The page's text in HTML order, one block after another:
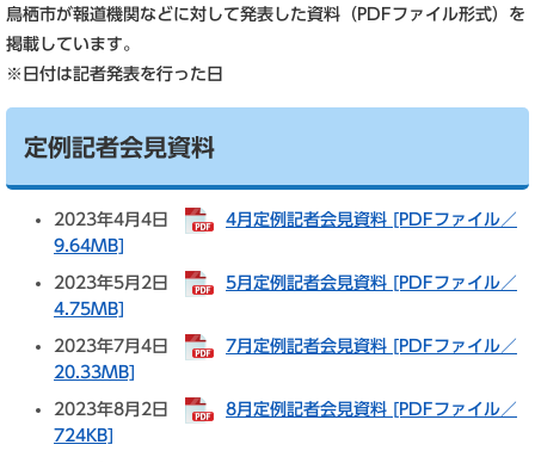
鳥栖市が報道機関などに対して発表した資料（PDFファイル形式）を
掲載しています。
※日付は記者発表を行った日
定例記者会見資料
2023年4月4日
4月定例記者会見資料 [PDFファイル／
9.64MB]
2023年5月2日
5月定例記者会見資料 [PDFファイル／
4.75MB]
2023年7月4日
7月定例記者会見資料 [PDFファイル／
20.33MB]
2023年8月2日
8月定例記者会見資料 [PDFファイル／
724KB]